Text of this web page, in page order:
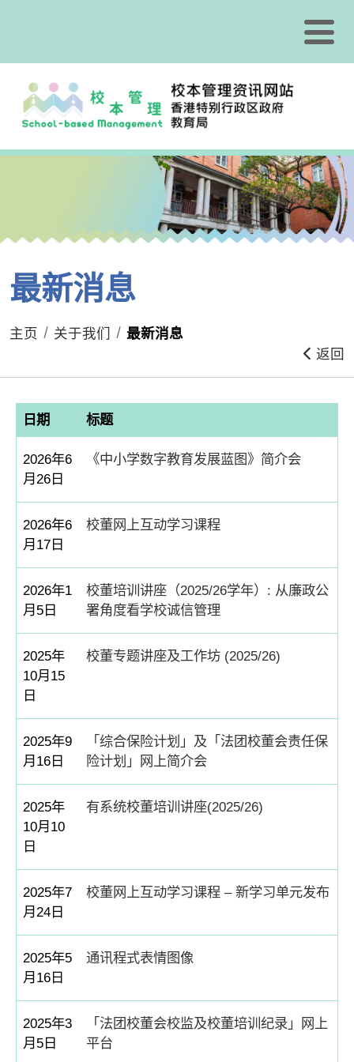
最新消息
主页 关于我们
最新消息
返回
日期 标题
2026年6
月26日
《中小学数字教育发展蓝图》简介会
2026年6
月17日
校董网上互动学习课程
2026年1
月5日
校董培训讲座（2025/26学年）: 从廉政公
署角度看学校诚信管理
2025年
10月15
日
校董专题讲座及工作坊 (2025/26)
2025年9
月16日
「综合保险计划」及「法团校董会责任保
险计划」网上简介会
2025年
10月10
日
有系统校董培训讲座(2025/26)
2025年7
月24日
校董网上互动学习课程 – 新学习单元发布
2025年5
月16日
通讯程式表情图像
2025年3
月5日
「法团校董会校监及校董培训纪录」网上
平台